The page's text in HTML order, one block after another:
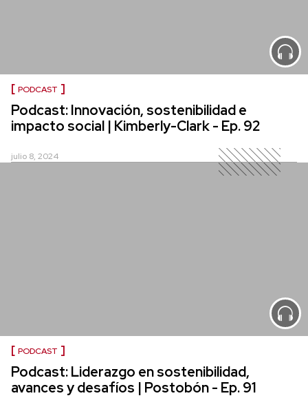
PODCAST
Podcast: Innovación, sostenibilidad e
impacto social | Kimberly-Clark - Ep. 92
julio 8, 2024
PODCAST
Podcast: Liderazgo en sostenibilidad,
avances y desafíos | Postobón - Ep. 91